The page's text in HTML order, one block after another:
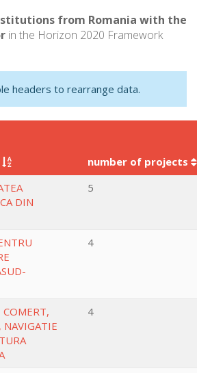
from Romania with the
in the Horizon 2020 Framework
headers to rearrange data.
number of projects
DIN
5
4
COMERT,
NAVIGATIE
4